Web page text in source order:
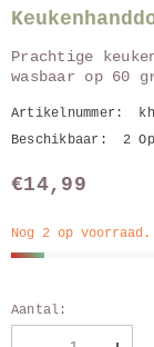
Prachtige
wasbaar op 60
Artikelnummer:
Beschikbaar:
2
€14,99
Nog 2 op voorraad.
Aantal: